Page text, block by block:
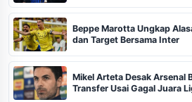
Beppe Marotta Ungkap
dan Target Bersama Inter
Mikel Arteta Desak Arsenal
Transfer Usai Gagal Juara